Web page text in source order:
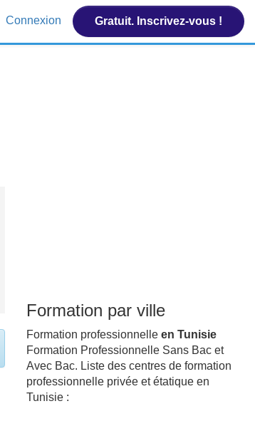
Connexion Gratuit. Inscrivez-vous !
Formation par ville
Formation professionnelle en Tunisie
Formation Professionnelle Sans Bac et
Avec Bac. Liste des centres de formation
professionnelle privée et étatique en
Tunisie :